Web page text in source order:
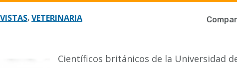
, VETERINARIA
Científicos británicos de la Universidad